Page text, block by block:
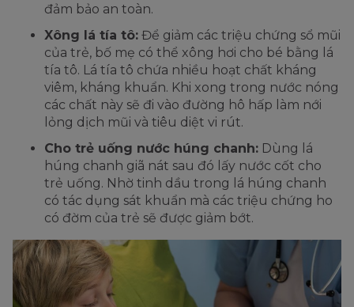
đảm bảo an toàn.
Xông lá tía tô: Để giảm các triệu chứng sổ mũi
của trẻ, bố mẹ có thể xông hơi cho bé bằng lá
tía tô. Lá tía tô chứa nhiều hoạt chất kháng
viêm, kháng khuẩn. Khi xong trong nước nóng
các chất này sẽ đi vào đường hô hấp làm nới
lỏng dịch mũi và tiêu diệt vi rút.
Cho trẻ uống nước húng chanh: Dùng lá
húng chanh giã nát sau đó lấy nước cốt cho
trẻ uống. Nhờ tinh dầu trong lá húng chanh
có tác dụng sát khuẩn mà các triệu chứng ho
có đờm của trẻ sẽ được giảm bớt.